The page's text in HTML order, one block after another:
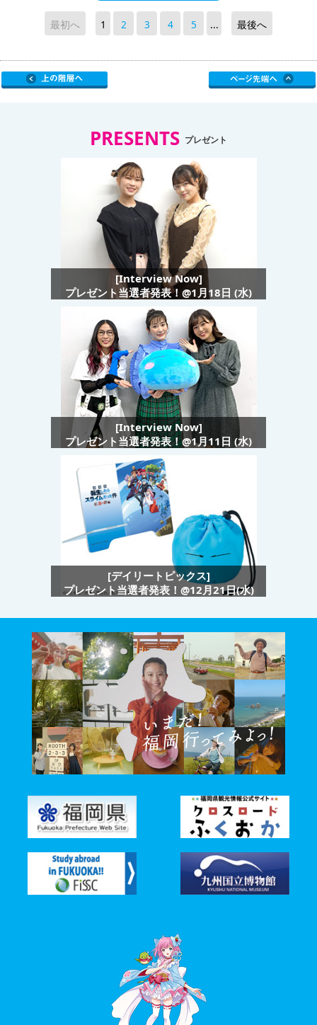
最初へ 1 2 3 4 5 ... 最後へ
PRESENTS プレゼント
[Interview Now]
プレゼント当選者発表！@1月18日 (水)
[Interview Now]
プレゼント当選者発表！@1月11日 (水)
[デイリートピックス]
プレゼント当選者発表！@12月21日(水)